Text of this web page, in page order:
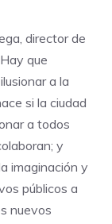
director de
que
a la
si la ciudad
a todos
y
imaginación y
públicos a
nuevos